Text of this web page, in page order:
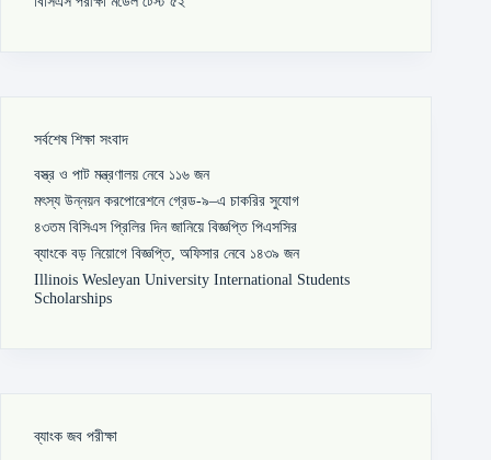
সর্বশেষ শিক্ষা সংবাদ
বস্ত্র ও পাট মন্ত্রণালয় নেবে ১১৬ জন
মৎস্য উন্নয়ন করপোরেশনে গ্রেড-৯–এ চাকরির সুযোগ
৪৩তম বিসিএস প্রিলির দিন জানিয়ে বিজ্ঞপ্তি পিএসসির
ব্যাংকে বড় নিয়োগে বিজ্ঞপ্তি, অফিসার নেবে ১৪৩৯ জন
Illinois Wesleyan University International Students
Scholarships
ব্যাংক জব পরীক্ষা